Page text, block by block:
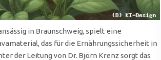
in Braunschweig, spielt eine
das für die Ernährungssicherheit in
der Leitung von Dr. Björn Krenz sorgt das